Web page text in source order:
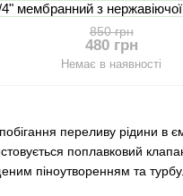
переливу рідини в
поплавковий
піноутворенням та
мембранний з нержавіючої
304 Ду 20 мм
850 грн
480 грн
Немає в наявності